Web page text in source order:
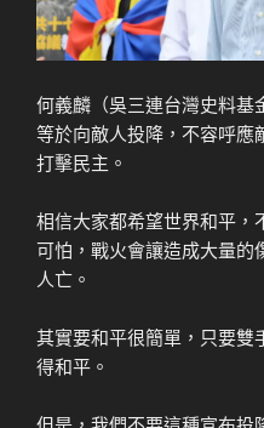
何義麟（吳三連台灣史料基
等於向敵人投降，不容呼應
打擊民主。
相信大家都希望世界和平，
可怕，戰火會讓造成大量的
人亡。
其實要和平很簡單，只要雙
得和平。